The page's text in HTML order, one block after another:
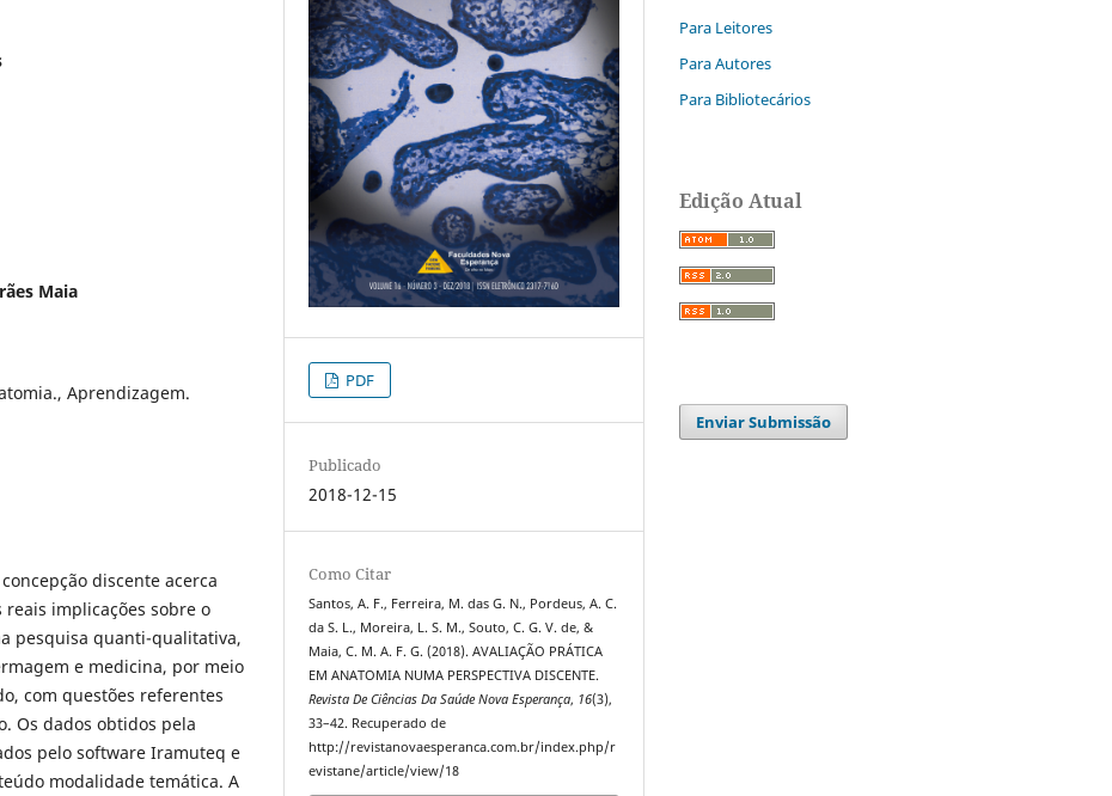
Maia
Aprendizagem.
discente acerca
implicações sobre o
pesquisa quanti-qualitativa,
e medicina, por meio
com questões referentes
Os dados obtidos pela
pelo software Iramuteq e
modalidade temática. A
PDF
Publicado
2018-12-15
Como Citar
Santos, A. F., Ferreira, M. das G. N., Pordeus, A. C.
da S. L., Moreira, L. S. M., Souto, C. G. V. de, &
Maia, C. M. A. F. G. (2018). AVALIAÇÃO PRÁTICA
EM ANATOMIA NUMA PERSPECTIVA DISCENTE.
Revista De Ciências Da Saúde Nova Esperança, 16(3),
33–42. Recuperado de
http://revistanovaesperanca.com.br/index.php/r
evistane/article/view/18
Para Leitores
Para Autores
Para Bibliotecários
Edição Atual
Enviar Submissão